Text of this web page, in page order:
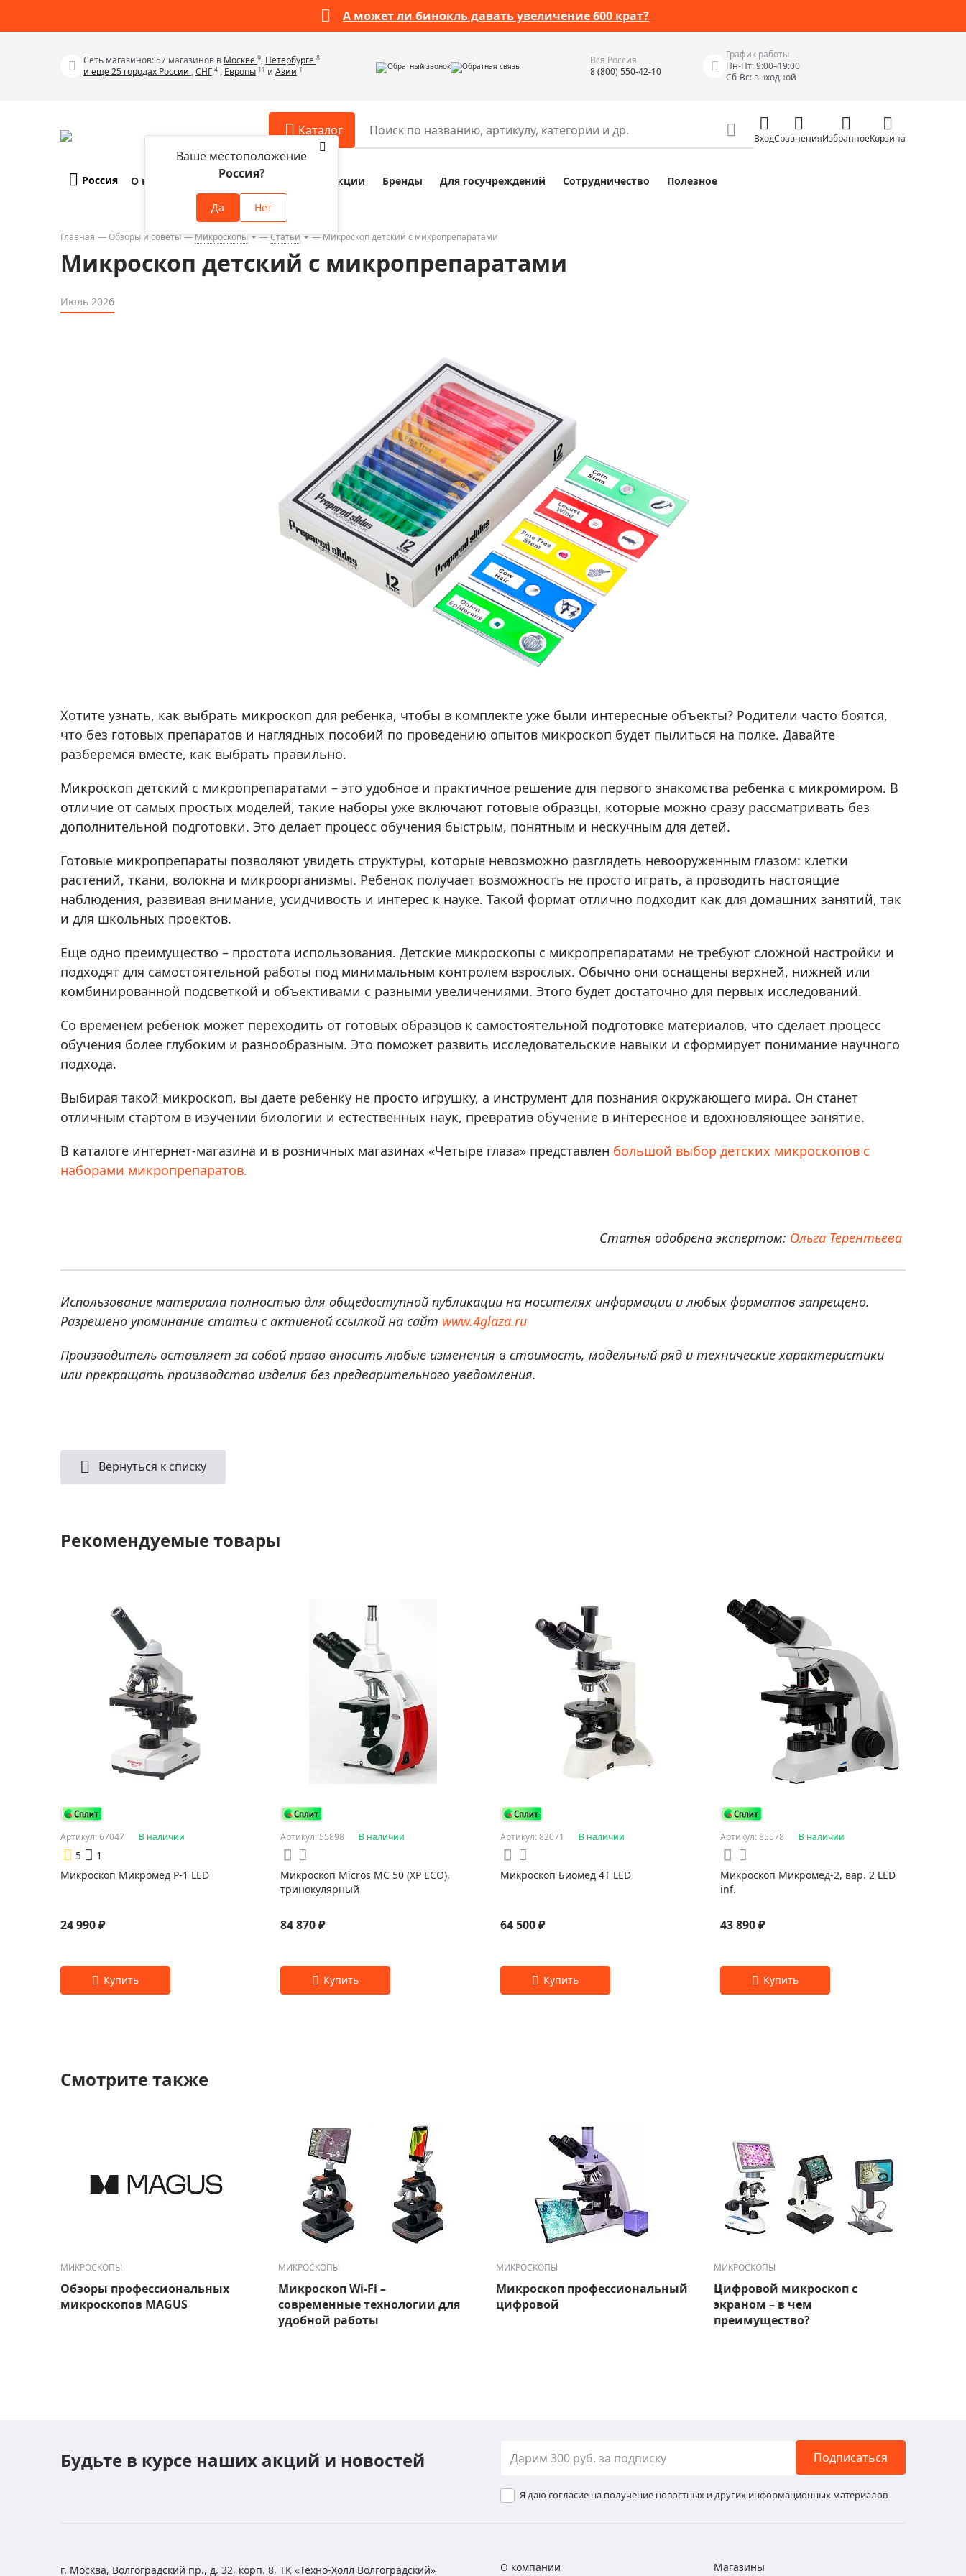
А может ли бинокль давать увеличение 600 крат?
Сеть магазинов: 57 магазинов в Москве 9, Петербурге 8
и еще 25 городах России ,СНГ 4 , Европы 11 и Азии 1 Обратный звонок Обратная связь
Вся Россия
8 (800) 550-42-10
График работы
Пн-Пт: 9:00–19:00
Сб-Вс: выходной
Каталог
Телескопы
Бинокли
Зрительные трубы
Аксессуары для микроскопов
Аксессуары для зрительных труб
Аксессуары для биноклей
Распродажа оптики по специальным
Распродажа выставочных образцов
Разное
Компасы
Наборы исследователя Bresser Junior
Сумки, кейсы, чехлы
Средства для очистки оптики
Трихинеллоскопы
Карты, постеры, литература
Фонари
Элементы питания, карты памяти
Фотоловушки
Экшн-камеры
Фотооборудование
Мерч
Измерительные инструменты
ВходСравненияИзбранноеКорзина
Россия
Ваше местоположение
Россия?
Да Нет
О компании Оплата и доставка Акции Бренды Для госучреждений Сотрудничество Полезное
Главная Обзоры и советы Микроскопы Статьи Микроскоп детский с микропрепаратами
Микроскоп детский с микропрепаратами
Июль 2026
Хотите узнать, как выбрать микроскоп для ребенка, чтобы в комплекте уже были интересные объекты? Родители часто боятся,
что без готовых препаратов и наглядных пособий по проведению опытов микроскоп будет пылиться на полке. Давайте
разберемся вместе, как выбрать правильно.
Микроскоп детский с микропрепаратами – это удобное и практичное решение для первого знакомства ребенка с микромиром. В
отличие от самых простых моделей, такие наборы уже включают готовые образцы, которые можно сразу рассматривать без
дополнительной подготовки. Это делает процесс обучения быстрым, понятным и нескучным для детей.
Готовые микропрепараты позволяют увидеть структуры, которые невозможно разглядеть невооруженным глазом: клетки
растений, ткани, волокна и микроорганизмы. Ребенок получает возможность не просто играть, а проводить настоящие
наблюдения, развивая внимание, усидчивость и интерес к науке. Такой формат отлично подходит как для домашних занятий, так
и для школьных проектов.
Еще одно преимущество – простота использования. Детские микроскопы с микропрепаратами не требуют сложной настройки и
подходят для самостоятельной работы под минимальным контролем взрослых. Обычно они оснащены верхней, нижней или
комбинированной подсветкой и объективами с разными увеличениями. Этого будет достаточно для первых исследований.
Со временем ребенок может переходить от готовых образцов к самостоятельной подготовке материалов, что сделает процесс
обучения более глубоким и разнообразным. Это поможет развить исследовательские навыки и сформирует понимание научного
подхода.
Выбирая такой микроскоп, вы даете ребенку не просто игрушку, а инструмент для познания окружающего мира. Он станет
отличным стартом в изучении биологии и естественных наук, превратив обучение в интересное и вдохновляющее занятие.
В каталоге интернет-магазина и в розничных магазинах «Четыре глаза» представлен большой выбор детских микроскопов с
наборами микропрепаратов.
Статья одобрена экспертом: Ольга Терентьева
Использование материала полностью для общедоступной публикации на носителях информации и любых форматов запрещено.
Разрешено упоминание статьи с активной ссылкой на сайт www.4glaza.ru
Производитель оставляет за собой право вносить любые изменения в стоимость, модельный ряд и технические характеристики
или прекращать производство изделия без предварительного уведомления.
Вернуться к списку
Рекомендуемые товары
Артикул: 67047 В наличии
5
1
Микроскоп Микромед Р-1 LED
24 990 ₽
Артикул: 55898 В наличии
Микроскоп Micros МС 50 (XP ECO),
тринокулярный
84 870 ₽
Артикул: 82071 В наличии
Микроскоп Биомед 4Т LED
64 500 ₽
Артикул: 85578 В наличии
Микроскоп Микромед-2, вар. 2 LED
inf.
43 890 ₽
Смотрите также
МИКРОСКОПЫ
Обзоры профессиональных
микроскопов MAGUS
МИКРОСКОПЫ
Микроскоп Wi-Fi –
современные технологии для
удобной работы
МИКРОСКОПЫ
Микроскоп профессиональный
цифровой
МИКРОСКОПЫ
Цифровой микроскоп с
экраном – в чем
преимущество?
Будьте в курсе наших акций и новостей Подписаться
Я даю согласие на получение новостных и других информационных материалов
г. Москва, Волгоградский пр., д. 32, корп. 8, ТК «Техно-Холл Волгоградский» О компании Магазины